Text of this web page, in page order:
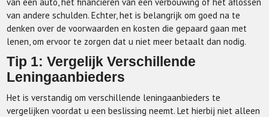
van andere schulden. Echter, het is belangrijk om goed na te
denken over de voorwaarden en kosten die gepaard gaan met
lenen, om ervoor te zorgen dat u niet meer betaalt dan nodig.
Tip 1: Vergelijk Verschillende
Leningaanbieders
Het is verstandig om verschillende leningaanbieders te
vergelijken voordat u een beslissing neemt. Let hierbij niet alleen